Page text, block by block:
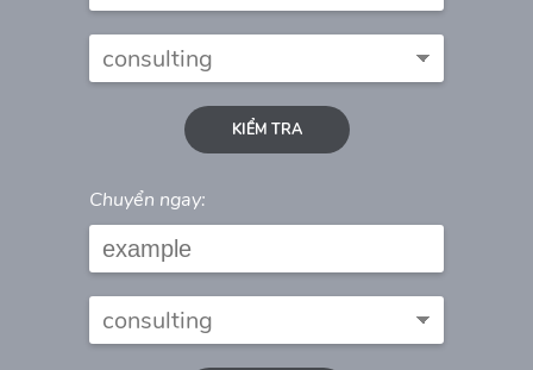
KIỂM TRA
Chuyển ngay: